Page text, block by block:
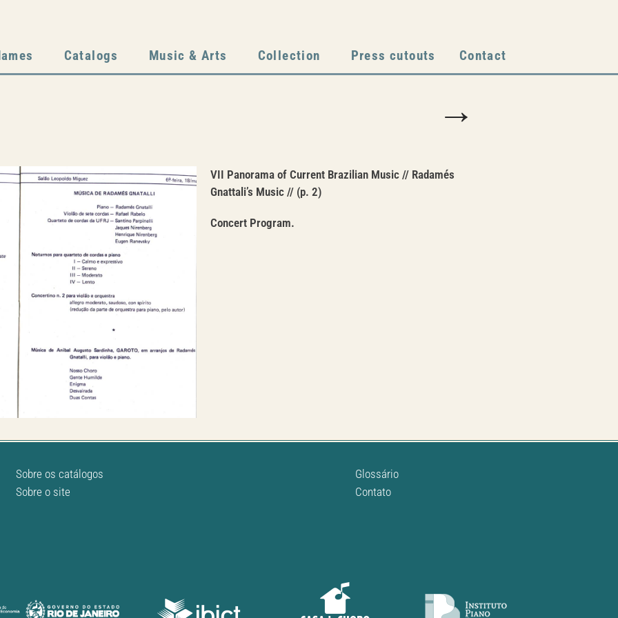
Catalogs Music & Arts Collection Press cutouts Contact
→
VII Panorama of Current Brazilian Music // Radamés
Gnattali’s Music // (p. 2)
Concert Program.
Sobre os catálogos
Sobre o site
Glossário
Contato